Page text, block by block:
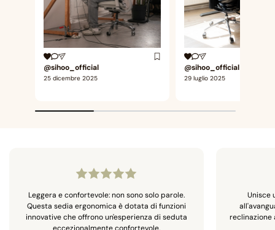
@sihoo_official
25 dicembre 2025
@sihoo_official
29 luglio 2025
Leggera e confortevole: non sono solo parole.
Questa sedia ergonomica è dotata di funzioni
innovative che offrono un'esperienza di seduta
Unisce
reclinazione